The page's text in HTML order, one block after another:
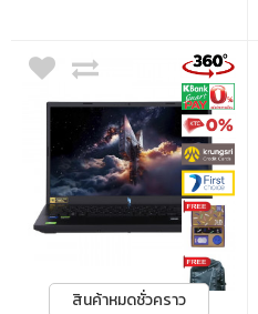
สินค้าหมดชั่วคราว